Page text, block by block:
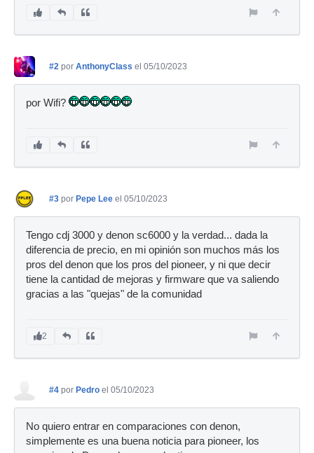
#2 por AnthonyClass el 05/10/2023
por Wifi?
#3 por Pepe Lee el 05/10/2023
Tengo cdj 3000 y denon sc6000 y la verdad... dada la
diferencia de precio, en mi opinión son muchos más los
pros del denon que los pros del pioneer, y ni que decir
tiene la cantidad de mejoras y firmware que va saliendo
gracias a las "quejas" de la comunidad
2
#4 por Pedro el 05/10/2023
No quiero entrar en comparaciones con denon,
simplemente es una buena noticia para pioneer, los